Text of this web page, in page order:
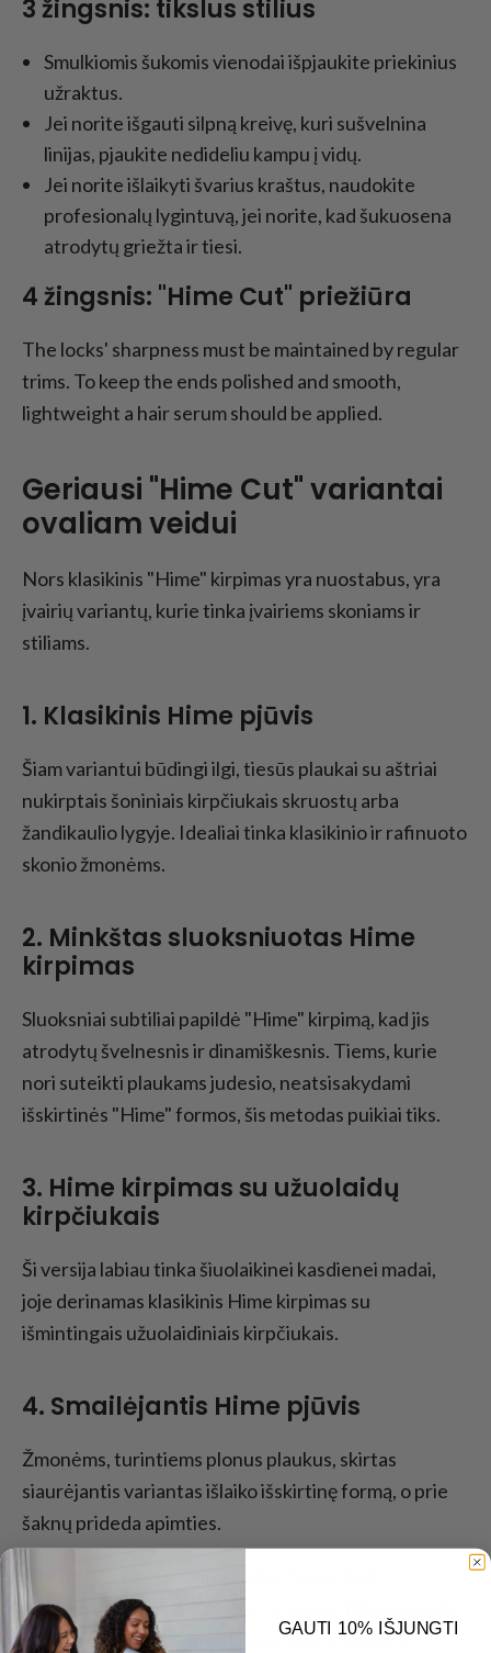
3 žingsnis: tikslus stilius
Smulkiomis šukomis vienodai išpjaukite priekinius
užraktus.
Jei norite išgauti silpną kreivę, kuri sušvelnina
linijas, pjaukite nedideliu kampu į vidų.
Jei norite išlaikyti švarius kraštus, naudokite
profesionalų lygintuvą, jei norite, kad šukuosena
atrodytų griežta ir tiesi.
4 žingsnis: "Hime Cut" priežiūra
The locks' sharpness must be maintained by regular
trims. To keep the ends polished and smooth,
lightweight a hair serum should be applied.
Geriausi "Hime Cut" variantai
ovaliam veidui
Nors klasikinis "Hime" kirpimas yra nuostabus, yra
įvairių variantų, kurie tinka įvairiems skoniams ir
stiliams.
1. Klasikinis Hime pjūvis
Šiam variantui būdingi ilgi, tiesūs plaukai su aštriai
nukirptais šoniniais kirpčiukais skruostų arba
žandikaulio lygyje. Idealiai tinka klasikinio ir rafinuoto
skonio žmonėms.
2. Minkštas sluoksniuotas Hime
kirpimas
Sluoksniai subtiliai papildė "Hime" kirpimą, kad jis
atrodytų švelnesnis ir dinamiškesnis. Tiems, kurie
nori suteikti plaukams judesio, neatsisakydami
išskirtinės "Hime" formos, šis metodas puikiai tiks.
3. Hime kirpimas su užuolaidų
kirpčiukais
Ši versija labiau tinka šiuolaikinei kasdienei madai,
joje derinamas klasikinis Hime kirpimas su
išmintingais užuolaidiniais kirpčiukais.
4. Smailėjantis Hime pjūvis
Žmonėms, turintiems plonus plaukus, skirtas
siaurėjantis variantas išlaiko išskirtinę formą, o prie
šaknų prideda apimties.
Norintiems trumpesnių plaukų, "Hime Bob"
šukuosena suteikia rafinuotą ir elegantišką išvaizdą,
nes sujungia "Bob" struktūrą ir "Hime" kirpimo
GAUTI 10% IŠJUNGTI